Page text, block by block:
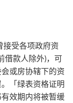
接受各项政府资
借款人除外)，可
或房协辖下的资
「绿表资格证明
效期内将被暂缓